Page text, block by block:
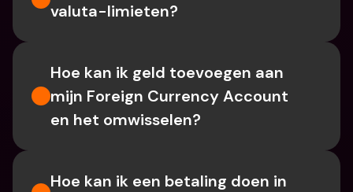
valuta-limieten?
Hoe kan ik geld toevoegen aan
mijn Foreign Currency Account
en het omwisselen?
Hoe kan ik een betaling doen in